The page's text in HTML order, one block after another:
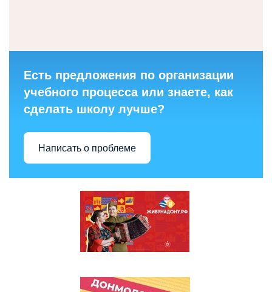
Есть предложения по организации
учебного процесса или знаете, как
сделать школу лучше?
Написать о проблеме